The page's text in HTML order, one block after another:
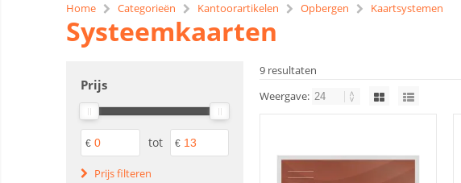
Home Categorieën Kantoorartikelen Opbergen Kaartsystemen
Systeemkaarten
Prijs
€ tot €
Prijs filteren
9 resultaten
Weergave: